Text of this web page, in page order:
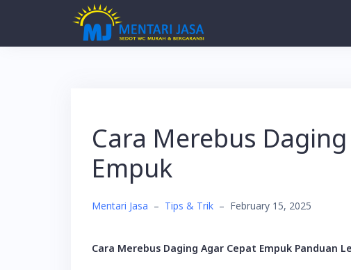
Cara Merebus
Empuk
Mentari Jasa – Tips & Trik – February 15, 2025
Cara Merebus Daging Agar Cepat Empuk Panduan